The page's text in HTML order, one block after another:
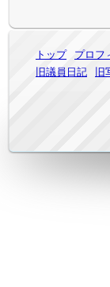
トップ プロフ
旧議員日記